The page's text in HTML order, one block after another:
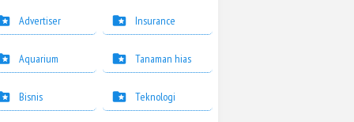
Advertiser
Aquarium
Bisnis
Insurance
Tanaman hias
Teknologi